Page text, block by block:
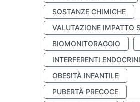
SOSTANZE CHIMICHE
VALUTAZIONE IMPATTO
BIOMONITORAGGIO
INTERFERENTI ENDOCRINI
OBESITÀ INFANTILE
PUBERTÀ PRECOCE